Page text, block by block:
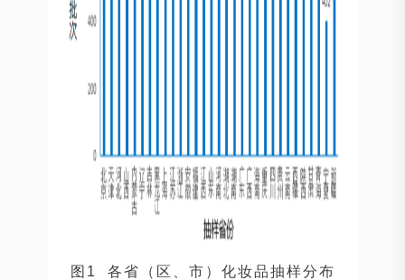
图1 各省（区、市）化妆品抽样分布